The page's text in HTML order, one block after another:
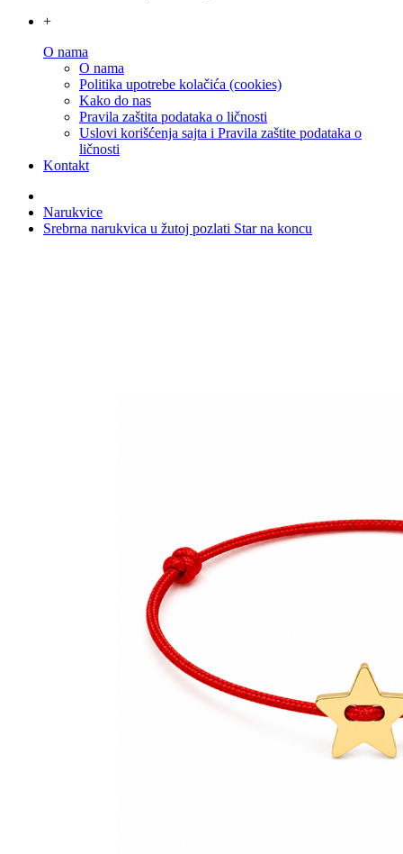
+
O nama
O nama
Politika upotrebe kolačića (cookies)
Kako do nas
Pravila zaštita podataka o ličnosti
Uslovi korišćenja sajta i Pravila zaštite podataka o
ličnosti
Kontakt
Narukvice
Srebrna narukvica u žutoj pozlati Star na koncu